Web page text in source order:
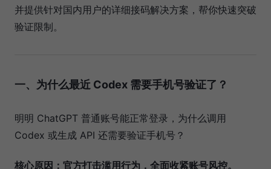
并提供针对国内用户的详细接码解决方案，帮你快速突破
验证限制。
一、为什么最近 Codex 需要手机号验证了？
明明 ChatGPT 普通账号能正常登录，为什么调用
Codex 或生成 API 还需要验证手机号？
核心原因：官方打击滥用行为，全面收紧账号风控。